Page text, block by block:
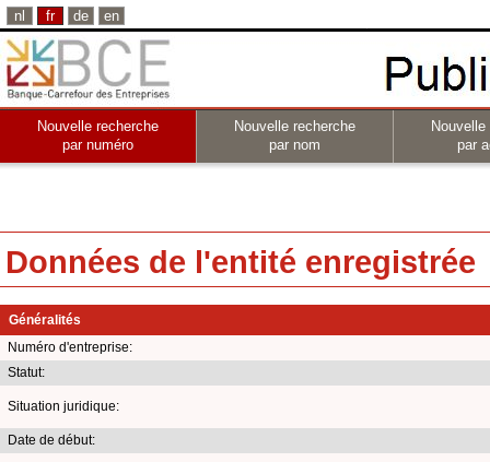
nl fr de en
Nouvelle recherche
par numéro
Nouvelle recherche
par nom
par
Données de l'entité enregistrée
Généralités
Numéro d'entreprise:
Statut:
Situation juridique:
Date de début: